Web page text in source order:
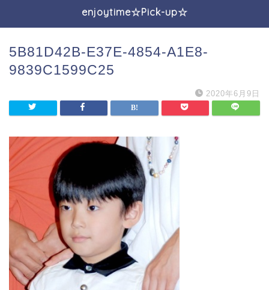
enjoytime☆Pick-up☆
5B81D42B-E37E-4854-A1E8-
9839C1599C25
2020年6月9日